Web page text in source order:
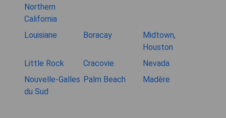
Northern
California
Louisiane Boracay
Midtown,
Houston
Little Rock
Cracovie
Nevada
Nouvelle-Galles
du Sud
Palm Beach Madère